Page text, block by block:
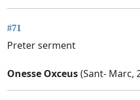
#71
Preter serment
Onesse Oxceus(Sant- Marc,